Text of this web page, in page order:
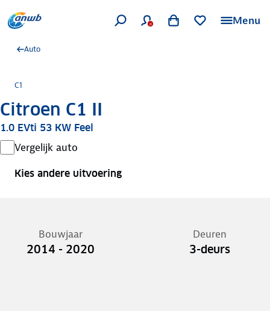
Menu
Auto
C1
Citroen C1 II
1.0 EVti 53 KW Feel
Vergelijk auto
Kies andere uitvoering
Bouwjaar
2014 - 2020
Deuren
3-deurs